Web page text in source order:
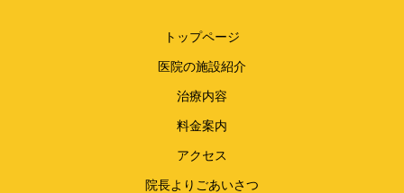
トップページ
医院の施設紹介
治療内容
料金案内
アクセス
院長よりごあいさつ